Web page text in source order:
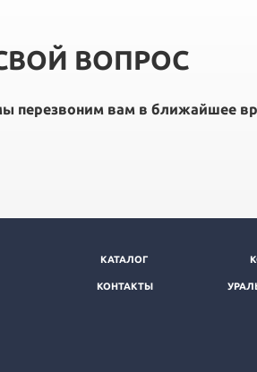
ВОПРОС
перезвоним вам в ближайшее
КАТАЛОГ
КОНТАКТЫ